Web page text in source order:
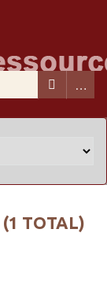
(1 TOTAL)